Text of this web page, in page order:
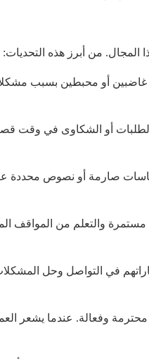
المجال. من أبرز هذه التحديات:
أو محبطين بسبب
أو الشكاوى في وقت
صارمة أو نصوص محددة عند
والتعلم من المواقف
في التواصل وحل
وفعالة. عندما يشعر